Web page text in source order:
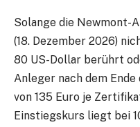
Solange die Newmont-
(18. Dezember 2026)
80 US-Dollar berührt
Anleger nach dem
von 135 Euro je
Einstiegskurs liegt bei